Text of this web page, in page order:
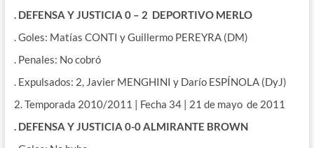
. DEFENSA Y JUSTICIA 0 – 2 DEPORTIVO MERLO
. Goles: Matías CONTI y Guillermo PEREYRA (DM)
. Penales: No cobró
. Expulsados: 2, Javier MENGHINI y Darío ESPÍNOLA (DyJ)
2. Temporada 2010/2011 | Fecha 34 | 21 de mayo de 2011
. DEFENSA Y JUSTICIA 0-0 ALMIRANTE BROWN